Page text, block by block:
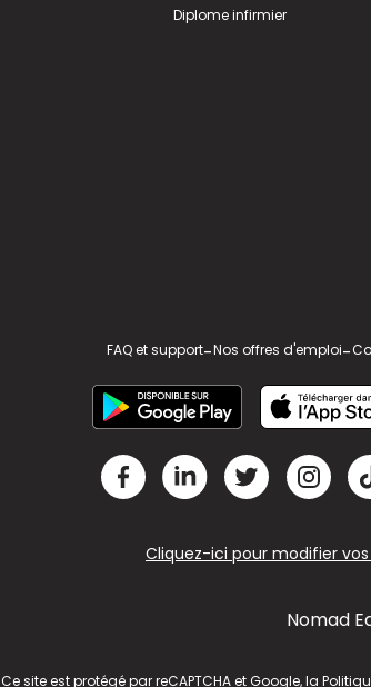
Diplome infirmier
FAQ et support-Nos offres d'emploi-
Cliquez-ici pour modifier
Nomad
Ce site est protégé par reCAPTCHA et Google, la